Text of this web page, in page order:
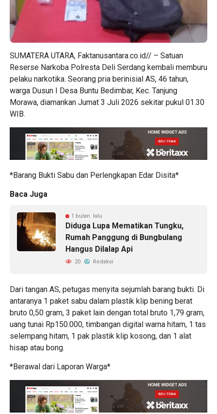
SUMATERA UTARA, Faktanusantara.co.id// – Satuan
Reserse Narkoba Polresta Deli Serdang kembali memburu
pelaku narkotika. Seorang pria berinisial AS, 46 tahun,
warga Dusun I Desa Buntu Bedimbar, Kec. Tanjung
Morawa, diamankan Jumat 3 Juli 2026 sekitar pukul 01.30
WIB.
*Barang Bukti Sabu dan Perlengkapan Edar Disita*
Baca Juga
1 bulan lalu
Diduga Lupa Mematikan Tungku,
Rumah Panggung di Bungbulang
Hangus Dilalap Api
20 Redaksi
Dari tangan AS, petugas menyita sejumlah barang bukti. Di
antaranya 1 paket sabu dalam plastik klip bening berat
bruto 0,50 gram, 3 paket lain dengan total bruto 1,79 gram,
uang tunai Rp150.000, timbangan digital warna hitam, 1 tas
selempang hitam, 1 pak plastik klip kosong, dan 1 alat
hisap atau bong.
*Berawal dari Laporan Warga*